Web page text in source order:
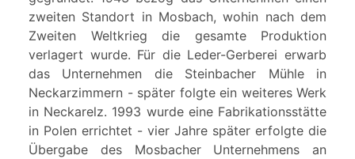
zweiten Standort in Mosbach, wohin nach dem
Zweiten Weltkrieg die gesamte Produktion
verlagert wurde. Für die Leder-Gerberei erwarb
das Unternehmen die Steinbacher Mühle in
Neckarzimmern - später folgte ein weiteres Werk
in Neckarelz. 1993 wurde eine Fabrikationsstätte
in Polen errichtet - vier Jahre später erfolgte die
Übergabe des Mosbacher Unternehmens an